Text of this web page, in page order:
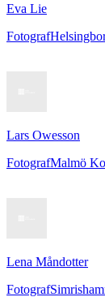
Eva Lie
Fotograf
Lars Owesson
FotografMalmö
Lena Måndotter
Fotograf